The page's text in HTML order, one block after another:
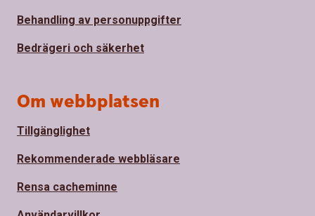
Behandling av personuppgifter
Bedrägeri och säkerhet
Om webbplatsen
Tillgänglighet
Rekommenderade webbläsare
Rensa cacheminne